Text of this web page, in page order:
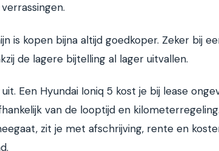
is kopen bijna altijd goedkoper. Zeker bij
de lagere bijtelling al lager uitvallen.
Een Hyundai Ioniq 5 kost je bij lease
van de looptijd en
zit je met afschrijving, rente en